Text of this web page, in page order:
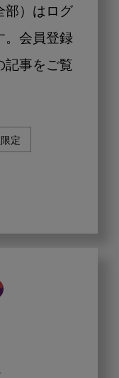
部）はログ
。会員登録
記事をご覧
定